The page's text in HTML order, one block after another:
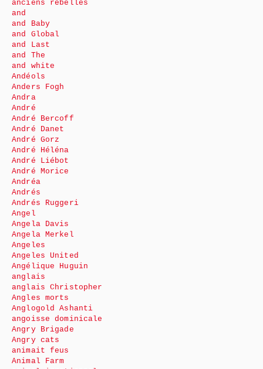
anciens rebelles
and
and Baby
and Global
and Last
and The
and white
Andéols
Anders Fogh
Andra
André
André Bercoff
André Danet
André Gorz
André Héléna
André Liébot
André Morice
Andréa
Andrés
Andrés Ruggeri
Angel
Angela Davis
Angela Merkel
Angeles
Angeles United
Angélique Huguin
anglais
anglais Christopher
Angles morts
Anglogold Ashanti
angoisse dominicale
Angry Brigade
Angry cats
animait feus
Animal Farm